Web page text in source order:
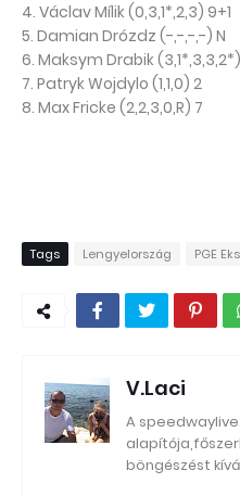
4. Václav Mílik (0,3,1*,2,3) 9+1
5. Damian Drózdz (-,-,-,-) N
6. Maksym Drabik
7. Patryk Wojdylo (1,1,0) 2
8. Max Fricke (2,2,3,0,R) 7
Tags Lengyelország PGE
V.Laci
A
böngészést